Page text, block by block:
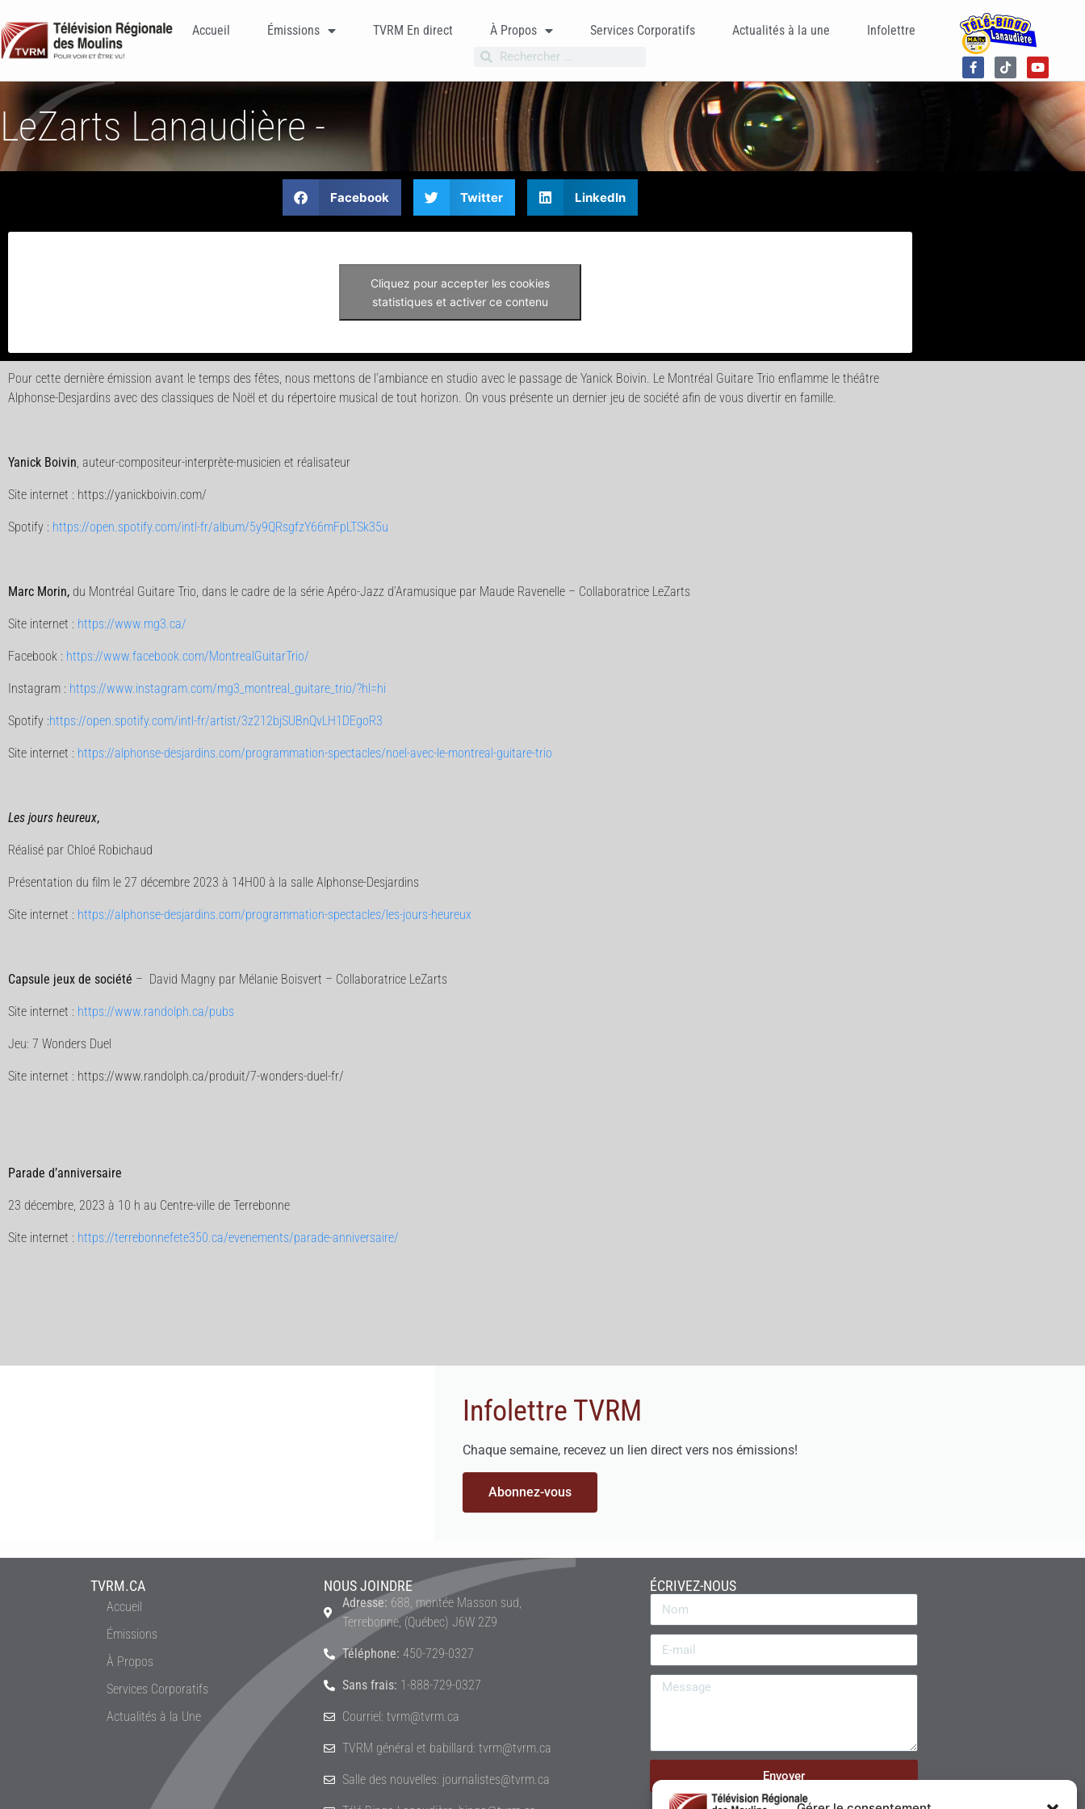
Accueil Émissions TVRM En direct À Propos Services Corporatifs Actualités à la une Infolettre
LeZarts Lanaudière -
Facebook Twitter LinkedIn
Cliquez pour accepter les cookies
statistiques et activer ce contenu
Pour cette dernière émission avant le temps des fêtes, nous mettons de l’ambiance en studio avec le passage de Yanick Boivin. Le Montréal Guitare Trio enflamme le théâtre
Alphonse-Desjardins avec des classiques de Noël et du répertoire musical de tout horizon. On vous présente un dernier jeu de société afin de vous divertir en famille.
Yanick Boivin, auteur-compositeur-interprète-musicien et réalisateur
Site internet : https://yanickboivin.com/
Spotify : https://open.spotify.com/intl-fr/album/5y9QRsgfzY66mFpLTSk35u
Marc Morin, du Montréal Guitare Trio, dans le cadre de la série Apéro-Jazz d’Aramusique par Maude Ravenelle – Collaboratrice LeZarts
Site internet : https://www.mg3.ca/
Facebook : https://www.facebook.com/MontrealGuitarTrio/
Instagram : https://www.instagram.com/mg3_montreal_guitare_trio/?hl=hi
Spotify :https://open.spotify.com/intl-fr/artist/3z212bjSUBnQvLH1DEgoR3
Site internet : https://alphonse-desjardins.com/programmation-spectacles/noel-avec-le-montreal-guitare-trio
Les jours heureux,
Réalisé par Chloé Robichaud
Présentation du film le 27 décembre 2023 à 14H00 à la salle Alphonse-Desjardins
Site internet : https://alphonse-desjardins.com/programmation-spectacles/les-jours-heureux
Capsule jeux de société – David Magny par Mélanie Boisvert – Collaboratrice LeZarts
Site internet : https://www.randolph.ca/pubs
Jeu: 7 Wonders Duel
Site internet : https://www.randolph.ca/produit/7-wonders-duel-fr/
Parade d’anniversaire
23 décembre, 2023 à 10 h au Centre-ville de Terrebonne
Site internet : https://terrebonnefete350.ca/evenements/parade-anniversaire/
Infolettre TVRM
Chaque semaine, recevez un lien direct vers nos émissions!
Abonnez-vous
TVRM.CA
Accueil
Émissions
À Propos
Services Corporatifs
Actualités à la Une
NOUS JOINDRE
Adresse: 688, montée Masson sud,
Terrebonne, (Québec) J6W 2Z9
Téléphone: 450-729-0327
Sans frais: 1-888-729-0327
Courriel: tvrm@tvrm.ca
TVRM général et babillard: tvrm@tvrm.ca
Salle des nouvelles: journalistes@tvrm.ca
ÉCRIVEZ-NOUS
Envoyer